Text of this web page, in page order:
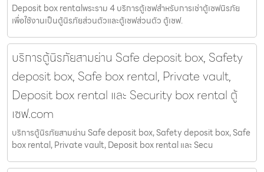
Deposit box rentalพระราม 4 บริการตู้เซฟสำหรับการเช่าตู้เซฟนิรภัย
เพื่อใช้งานเป็นตู้นิรภัยส่วนตัวและตู้เซฟส่วนตัว ตู้เซฟ.
บริการตู้นิรภัยสามย่าน Safe deposit box, Safety
deposit box, Safe box rental, Private vault,
Deposit box rental และ Security box rental ตู้
เซฟ.com
บริการตู้นิรภัยสามย่าน Safe deposit box, Safety deposit box, Safe
box rental, Private vault, Deposit box rental และ Secu